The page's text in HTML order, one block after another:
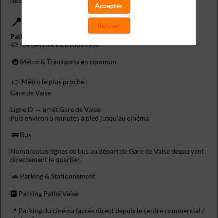
📍 Lieu
Pathé Vaise
43 rue des Docks, 69009 Lyon
🚇 Métro & Transports en commun
👉 Métro le plus proche :
Gare de Vaise
Ligne D → arrêt Gare de Vaise
Puis environ 5 minutes à pied jusqu’au cinéma
🚌 Bus
Nombreuses lignes de bus au départ de Gare de Vaise desservent
directement le quartier.
🚗 Parking & Stationnement
🅿️ Parking Pathé Vaise
📍 Parking du cinéma (accès direct depuis le centre commercial /
Accepter
Refuser